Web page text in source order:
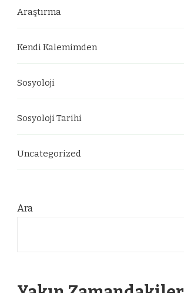
Araştırma
Kendi Kalemimden
Sosyoloji
Sosyoloji Tarihi
Uncategorized
Ara